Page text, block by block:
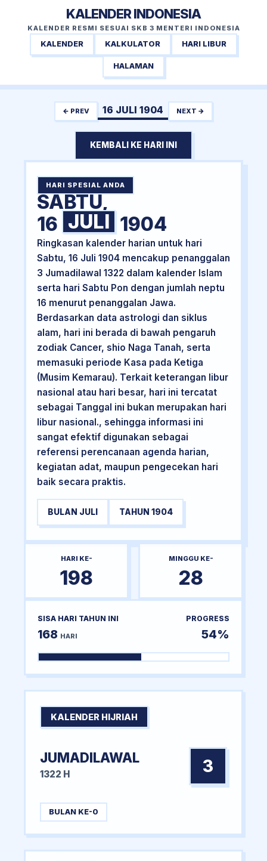
KALENDER INDONESIA
KALENDER RESMI SESUAI SKB 3 MENTERI INDONESIA
KALENDER KALKULATOR HARI LIBUR
HALAMAN
← PREV 16 JULI 1904 NEXT →
KEMBALI KE HARI INI
HARI SPESIAL ANDA
SABTU,
16 JULI 1904
Ringkasan kalender harian untuk hari
Sabtu, 16 Juli 1904 mencakup penanggalan
3 Jumadilawal 1322 dalam kalender Islam
serta hari Sabtu Pon dengan jumlah neptu
16 menurut penanggalan Jawa.
Berdasarkan data astrologi dan siklus
alam, hari ini berada di bawah pengaruh
zodiak Cancer, shio Naga Tanah, serta
memasuki periode Kasa pada Ketiga
(Musim Kemarau). Terkait keterangan libur
nasional atau hari besar, hari ini tercatat
sebagai Tanggal ini bukan merupakan hari
libur nasional., sehingga informasi ini
sangat efektif digunakan sebagai
referensi perencanaan agenda harian,
kegiatan adat, maupun pengecekan hari
baik secara praktis.
BULAN JULI TAHUN 1904
HARI KE-
198
MINGGU KE-
28
SISA HARI TAHUN INI
168 HARI
PROGRESS
54%
KALENDER HIJRIAH
JUMADILAWAL
1322 H 3
BULAN KE-0